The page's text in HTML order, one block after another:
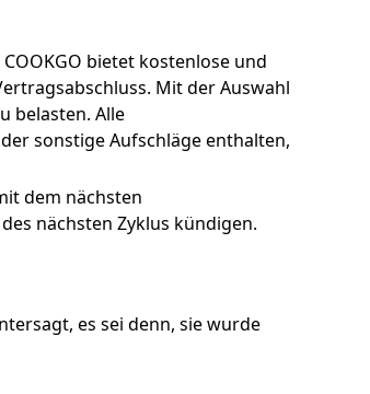
bietet kostenlose und
Mit der Auswahl
belasten. Alle
sonstige Aufschläge enthalten,
dem nächsten
nächsten Zyklus kündigen.
es sei denn, sie wurde